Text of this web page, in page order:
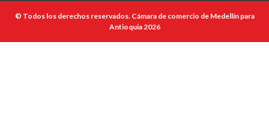
© Todos los derechos reservados. Cámara de comercio de Medellín para
Antioquia 2026